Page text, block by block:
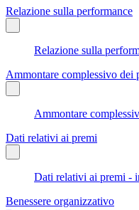
Relazione sulla performance
Relazione sulla
Ammontare complessivo dei
Ammontare
Dati relativi ai premi
Dati relativi ai premi -
Benessere organizzativo